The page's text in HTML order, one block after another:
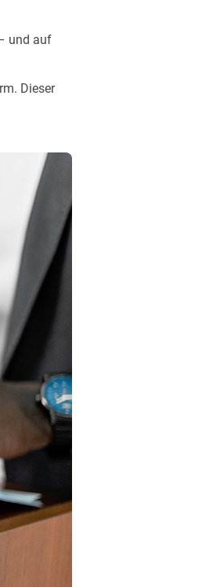
und auf
Dieser